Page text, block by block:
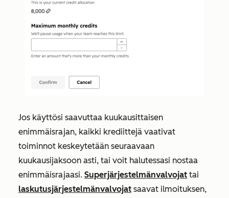
Jos käyttösi saavuttaa kuukausittaisen
enimmäisrajan, kaikki krediittejä vaativat
toiminnot keskeytetään seuraavaan
kuukausijaksoon asti, tai voit halutessasi nostaa
enimmäisrajaasi. Superjärjestelmänvalvojat tai
laskutusjärjestelmänvalvojat saavat ilmoituksen,